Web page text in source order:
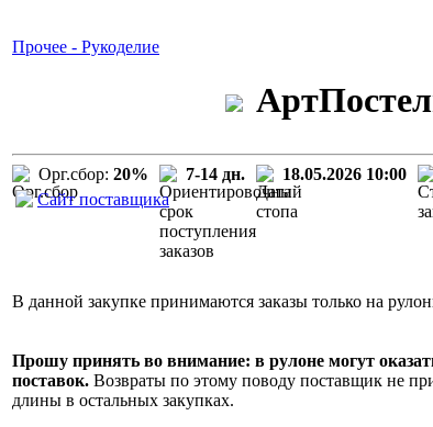
Прочее - Рукоделие
Орг.сбор: 20% 7-14 дн. 18.05.2026 10:00
Сайт поставщика
В данной закупке принимаются заказы только на
Прошу принять во внимание: в рулоне могут
поставок. Возвраты по этому поводу поставщик не
длины в остальных закупках.